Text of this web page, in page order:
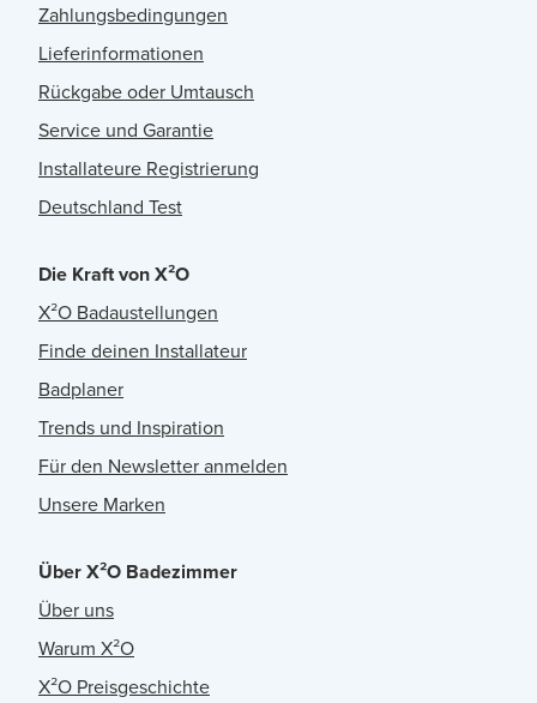
Zahlungsbedingungen
Lieferinformationen
Rückgabe oder Umtausch
Service und Garantie
Installateure Registrierung
Deutschland Test
Die Kraft von X²O
X²O Badaustellungen
Finde deinen Installateur
Badplaner
Trends und Inspiration
Für den Newsletter anmelden
Unsere Marken
Über X²O Badezimmer
Über uns
Warum X²O
X²O Preisgeschichte